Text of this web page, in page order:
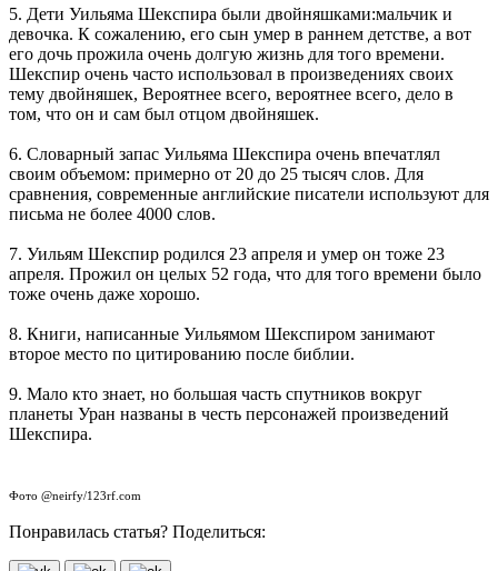
5. Дети Уильяма Шекспира были двойняшками:мальчик и
девочка. К сожалению, его сын умер в раннем детстве, а вот
его дочь прожила очень долгую жизнь для того времени.
Шекспир очень часто использовал в произведениях своих
тему двойняшек, Вероятнее всего, вероятнее всего, дело в
том, что он и сам был отцом двойняшек.
6. Словарный запас Уильяма Шекспира очень впечатлял
своим объемом: примерно от 20 до 25 тысяч слов. Для
сравнения, современные английские писатели используют для
письма не более 4000 слов.
7. Уильям Шекспир родился 23 апреля и умер он тоже 23
апреля. Прожил он целых 52 года, что для того времени было
тоже очень даже хорошо.
8. Книги, написанные Уильямом Шекспиром занимают
второе место по цитированию после библии.
9. Мало кто знает, но большая часть спутников вокруг
планеты Уран названы в честь персонажей произведений
Шекспира.
Фото @neirfy/123rf.com
Понравилась статья? Поделиться: